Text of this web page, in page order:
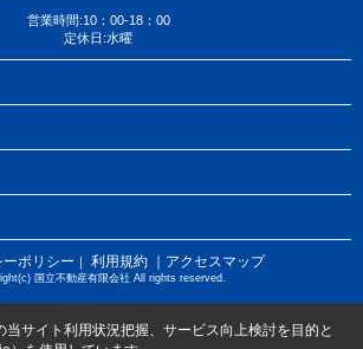
営業時間:10：00-18：00
定休日:水曜
ポリシー ｜ 利用規約 ｜アクセスマップ
国立不動産有限会社 All rights reserved.
当サイト利用状況把握、サービス向上検討を目的と